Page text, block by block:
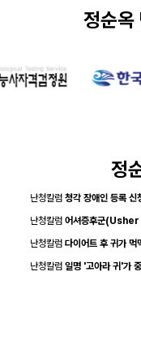
정순옥
정
난청칼럼 청각 장애인 등록 신
난청칼럼 어셔증후군
난청칼럼 다이어트 후 귀가 먹
난청칼럼 일명 '고아라 귀'가